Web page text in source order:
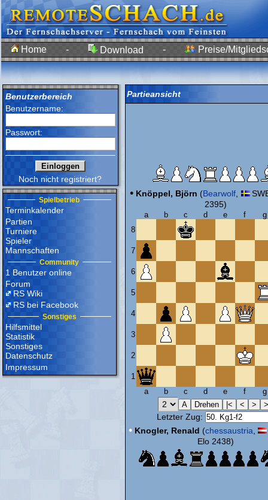
Home - Download - Preise/
Benutzerbereich
Benutzername:
Passwort:
Noch nicht registriert?
Spielbetrieb
Terminkalender
Partien
Turniere
Spieler
Mannschaften
Community
1 Benutzer online
Forum
RS Wiki
RS bei Facebook
Sonstiges
Hilfsmittel
Statistik
Sonstiges
Datenschutz
Impressum
Partieansicht
• Knöppel, Björn (Bearwolf
2395)
a b c d e f
g
8
7
6
5
4
3
2
1
a
b c d e f g
Letzter Zug:
• Knogler, Renald (chessaustria
Elo 2438)